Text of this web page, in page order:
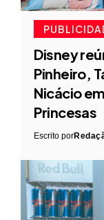
Disney
Pinheiro,
Nicácio
Princesas
Escrito por